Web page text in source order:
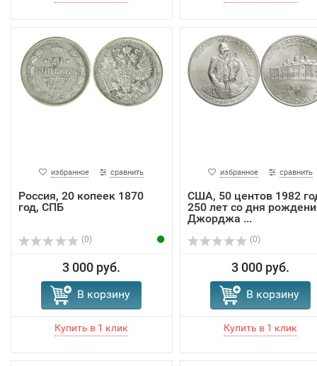
избранное сравнить
Россия, 20 копеек 1870
год, СПБ
(0)
3 000 руб.
В корзину
избранное сравнить
США, 50 центов 1982
250 лет со дня
Джорджа ...
(0)
3 000 руб.
В корзину